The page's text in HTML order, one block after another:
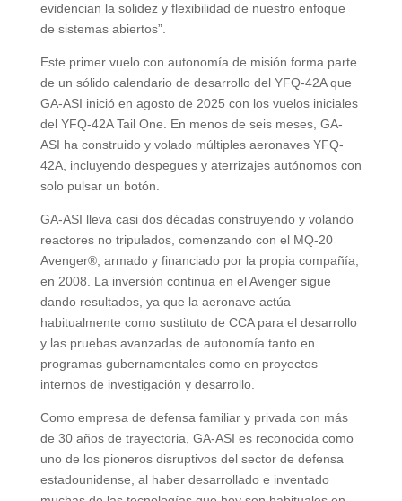
evidencian la solidez y flexibilidad de nuestro enfoque
de sistemas abiertos”.
Este primer vuelo con autonomía de misión forma parte
de un sólido calendario de desarrollo del YFQ-42A que
GA-ASI inició en agosto de 2025 con los vuelos iniciales
del YFQ-42A Tail One. En menos de seis meses, GA-
ASI ha construido y volado múltiples aeronaves YFQ-
42A, incluyendo despegues y aterrizajes autónomos con
solo pulsar un botón.
GA-ASI lleva casi dos décadas construyendo y volando
reactores no tripulados, comenzando con el MQ-20
Avenger®, armado y financiado por la propia compañía,
en 2008. La inversión continua en el Avenger sigue
dando resultados, ya que la aeronave actúa
habitualmente como sustituto de CCA para el desarrollo
y las pruebas avanzadas de autonomía tanto en
programas gubernamentales como en proyectos
internos de investigación y desarrollo.
Como empresa de defensa familiar y privada con más
de 30 años de trayectoria, GA-ASI es reconocida como
uno de los pioneros disruptivos del sector de defensa
estadounidense, al haber desarrollado e inventado